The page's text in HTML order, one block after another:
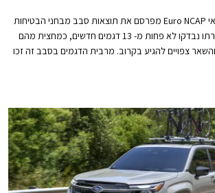
ארגון הבטיחות האירופאי Euro NCAP מפרסם את תוצאות סבב מבחני הבטיחות
האחרון לשנה זו, במסגרתו נבדקו לא פחות מ- 13 דגמים חדשים, כמחצית מהם
צפויים להגיע בקרוב. מרבית הדגמים בסבב זה זכו